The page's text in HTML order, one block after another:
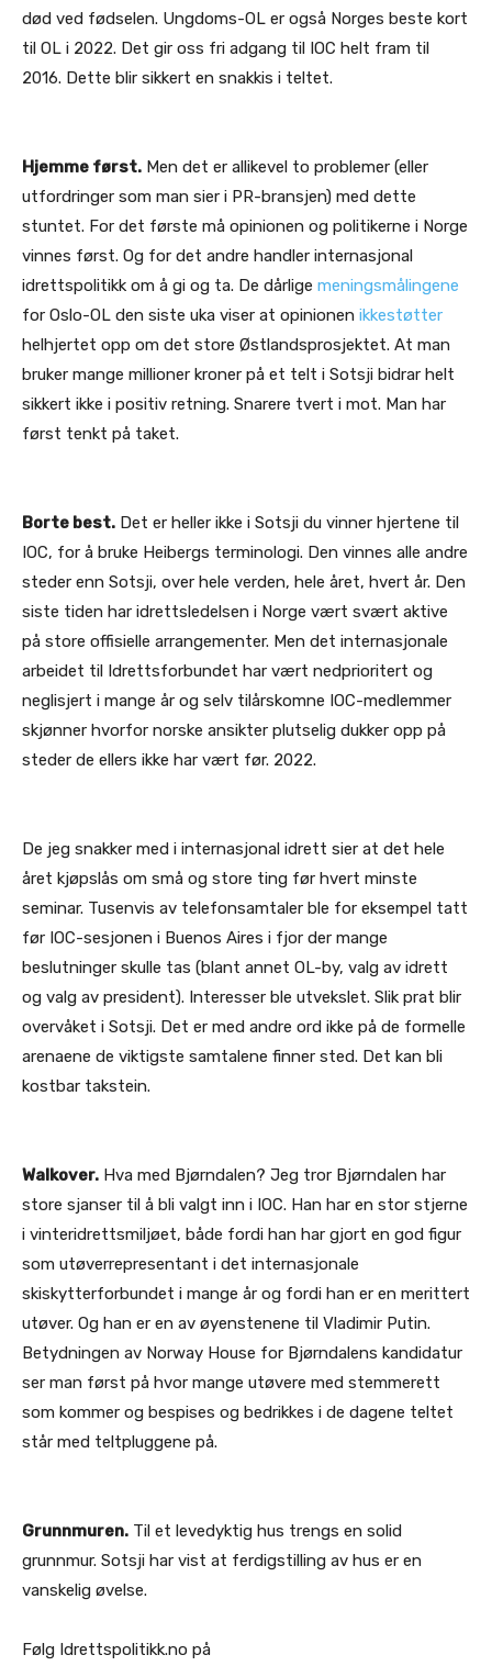
død ved fødselen. Ungdoms-OL er også Norges beste kort
til OL i 2022. Det gir oss fri adgang til IOC helt fram til
2016. Dette blir sikkert en snakkis i teltet.
Hjemme først. Men det er allikevel to problemer (eller
utfordringer som man sier i PR-bransjen) med dette
stuntet. For det første må opinionen og politikerne i Norge
vinnes først. Og for det andre handler internasjonal
idrettspolitikk om å gi og ta. De dårlige meningsmålingene
for Oslo-OL den siste uka viser at opinionen ikkestøtter
helhjertet opp om det store Østlandsprosjektet. At man
bruker mange millioner kroner på et telt i Sotsji bidrar helt
sikkert ikke i positiv retning. Snarere tvert i mot. Man har
først tenkt på taket.
Borte best. Det er heller ikke i Sotsji du vinner hjertene til
IOC, for å bruke Heibergs terminologi. Den vinnes alle andre
steder enn Sotsji, over hele verden, hele året, hvert år. Den
siste tiden har idrettsledelsen i Norge vært svært aktive
på store offisielle arrangementer. Men det internasjonale
arbeidet til Idrettsforbundet har vært nedprioritert og
neglisjert i mange år og selv tilårskomne IOC-medlemmer
skjønner hvorfor norske ansikter plutselig dukker opp på
steder de ellers ikke har vært før. 2022.
De jeg snakker med i internasjonal idrett sier at det hele
året kjøpslås om små og store ting før hvert minste
seminar. Tusenvis av telefonsamtaler ble for eksempel tatt
før IOC-sesjonen i Buenos Aires i fjor der mange
beslutninger skulle tas (blant annet OL-by, valg av idrett
og valg av president). Interesser ble utvekslet. Slik prat blir
overvåket i Sotsji. Det er med andre ord ikke på de formelle
arenaene de viktigste samtalene finner sted. Det kan bli
kostbar takstein.
Walkover. Hva med Bjørndalen? Jeg tror Bjørndalen har
store sjanser til å bli valgt inn i IOC. Han har en stor stjerne
i vinteridrettsmiljøet, både fordi han har gjort en god figur
som utøverrepresentant i det internasjonale
skiskytterforbundet i mange år og fordi han er en merittert
utøver. Og han er en av øyenstenene til Vladimir Putin.
Betydningen av Norway House for Bjørndalens kandidatur
ser man først på hvor mange utøvere med stemmerett
som kommer og bespises og bedrikkes i de dagene teltet
står med teltpluggene på.
Grunnmuren. Til et levedyktig hus trengs en solid
grunnmur. Sotsji har vist at ferdigstilling av hus er en
vanskelig øvelse.
Følg Idrettspolitikk.no på